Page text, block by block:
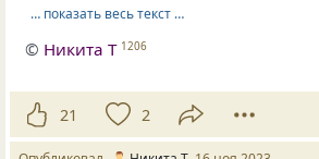
… показать весь текст …
© Никита Т 1206
21 2